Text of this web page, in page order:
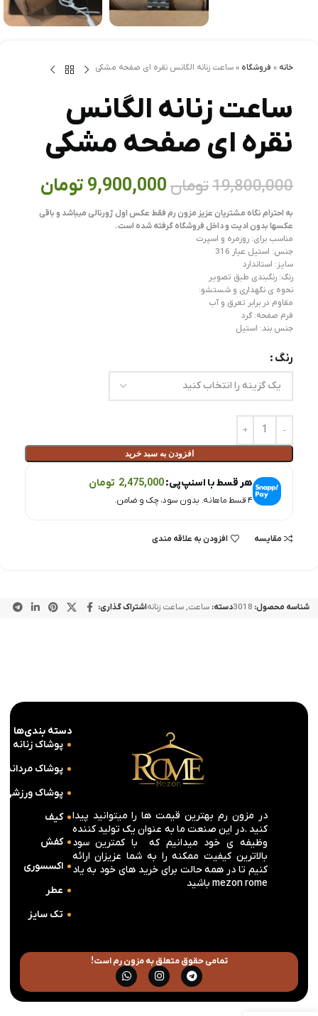
خانه » فروشگاه » ساعت زنانه الگانس نقره ای صفحه مشکی
ساعت زنانه الگانس
نقره ای صفحه مشکی
19,800,000تومان 9,900,000 تومان
به احترام نگاه مشتریان عزیز مزون رم فقط عکس اول ژورنالی میباشد و باقی
عکسها بدون ادیت و داخل فروشگاه گرفته شده است.
مناسب برای: روزمره و اسپرت
جنس: استیل عیار 316
سایز: استاندارد
رنگ: رنگبندی طبق تصویر
نحوه ی نگهداری و شستشو:
مقاوم در برابر تعرق و آب
فرم صفحه: گرد
جنس بند: استیل
رنگ
افزودن به سبد خرید
هر قسط با اسنپ‌پی:2,475,000 تومان
۴ قسط ماهانه. بدون سود، چک و ضامن.
مقايسه افزودن به علاقه مندی
شناسه محصول: 3018دسته: ساعت, ساعت زنانهاشتراک گذاری:
در مزون رم بهترین قیمت ها را میتوانید پیدا
کنید .در این صنعت ما به عنوان یک تولید کننده
وظیفه ی خود میدانیم که با کمترین سود
بالاترین کیفیت ممکنه را به شما عزیزان ارائه
کنیم تا در همه حالت برای خرید های خود به یاد
mezon rome باشید
دسته بندی‌ها
پوشاک زنانه
پوشاک مردانه
پوشاک ورزشی
کیف
کفش
اکسسوری
عطر
تک سایز
تمامی حقوق متعلق به مزون رم است!